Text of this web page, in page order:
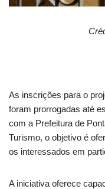
As inscrições para o
foram prorrogadas até
com a Prefeitura de
Turismo, o objetivo é
os interessados em
A iniciativa oferece